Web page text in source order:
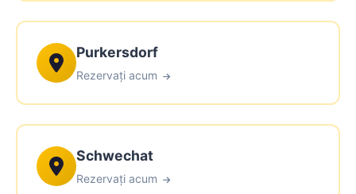
Purkersdorf
Rezervați acum
Schwechat
Rezervați acum